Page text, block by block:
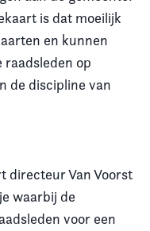
is dat moeilijk
en kunnen
op
de discipline van
directeur Van Voorst
waarbij de
voor een